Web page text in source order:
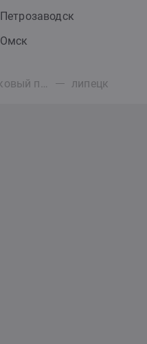
Петрозаводск
Омск
отзывы подростковый психолог липецк